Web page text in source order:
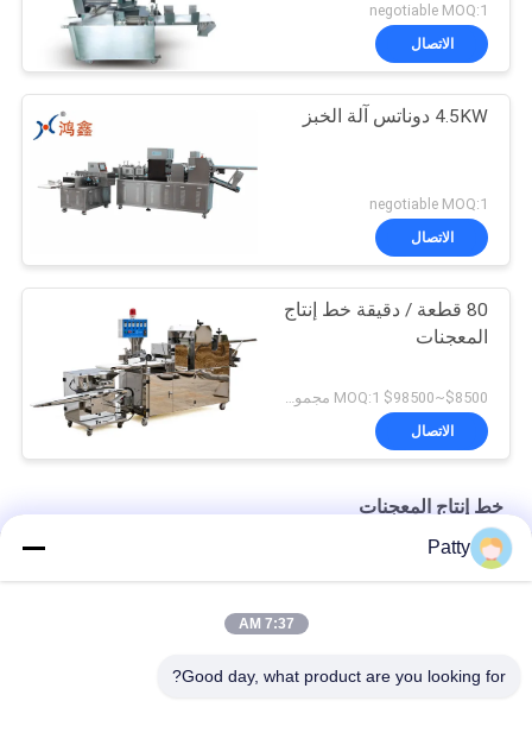
negotiable MOQ:1
الاتصال
4.5KW دوناتس آلة الخبز
negotiable MOQ:1
الاتصال
80 قطعة / دقيقة خط إنتاج
المعجنات
الاتصال
خط إنتاج المعجنات
خط إنتاج عجين صفار البيض المصقول 304 4.5KW
Patty
7:37 AM
Good day, what product are you looking for?